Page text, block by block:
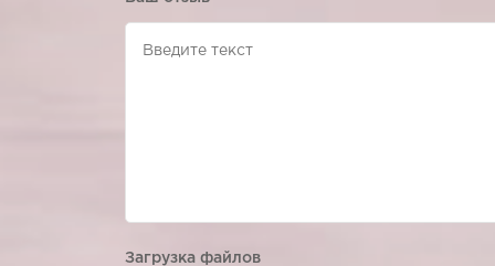
Загрузка файлов